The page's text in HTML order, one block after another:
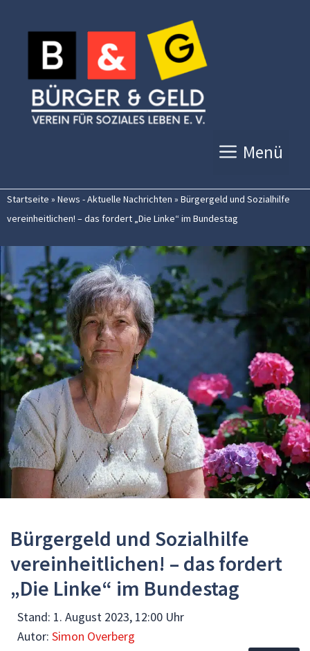
Inhalt
springen
Menü
Startseite » News - Aktuelle Nachrichten » Bürgergeld und Sozialhilfe
vereinheitlichen! – das fordert „Die Linke“ im Bundestag
Bürgergeld und Sozialhilfe
vereinheitlichen! – das fordert
„Die Linke“ im Bundestag
Stand: 1. August 2023, 12:00 Uhr
Autor: Simon Overberg